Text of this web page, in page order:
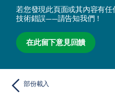
若您發現此頁面或其內容有
技術錯誤——請告知我們！
在此留下意見回饋
部份載入